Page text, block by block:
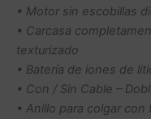
• Motor sin escobillas
• Carcasa
texturizado
• Batería de iones de
• Con / Sin Cable –
• Anillo para colgar con